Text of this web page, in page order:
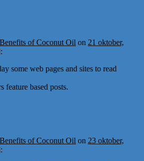
of Coconut Oil on 21 oktober,
some web pages and sites to read
feature based posts.
of Coconut Oil on 23 oktober,